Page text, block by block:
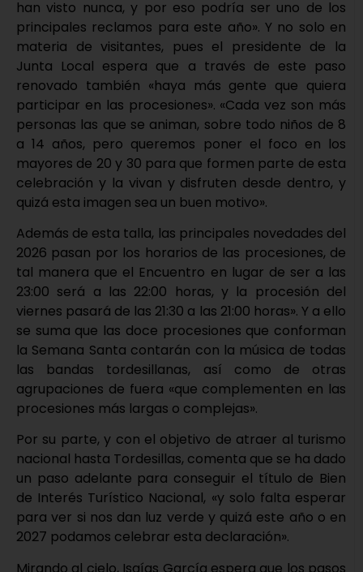
han visto nunca, y por eso podría ser uno de los
principales reclamos para este año». Y no solo en
materia de visitantes, pues el presidente de la
Junta Local espera que a través de este paso
renovado también «haya más gente que quiera
participar en las procesiones». «Cada vez son más
personas las que se animan, sobre todo niños de 8
a 14 años, pero queremos poner el foco en los
mayores de 20 y 30 para que formen parte de esta
celebración y la vivan y disfruten desde dentro, y
quizá esta imagen sea un buen motivo».
Además de esta talla, las principales novedades del
2026 pasan por los horarios de las procesiones, de
tal manera que el Encuentro en lugar de ser a las
23:00 será a las 22:00 horas, y la procesión del
viernes pasará de las 21:30 a las 21:00 horas». Y a ello
se suma que las doce procesiones que conforman
la Semana Santa contarán con la música de todas
las bandas tordesillanas, así como de otras
agrupaciones de fuera «que complementen en las
procesiones más largas o complejas».
Por su parte, y con el objetivo de atraer al turismo
nacional hasta Tordesillas, comenta que se ha dado
un paso adelante para conseguir el título de Bien
de Interés Turístico Nacional, «y solo falta esperar
para ver si nos dan luz verde y quizá este año o en
2027 podamos celebrar esta declaración».
Mirando al cielo, Isaías García espera que los pasos